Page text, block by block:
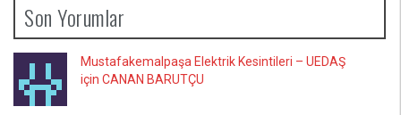
Son Yorumlar
Mustafakemalpaşa Elektrik Kesintileri – UEDAŞ
için CANAN BARUTÇU